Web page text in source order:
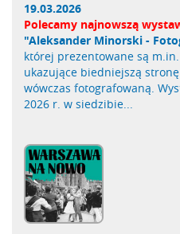
19.03.2026
Polecamy najnowszą
"Aleksander Minorski -
której prezentowane są
ukazujące biedniejszą
wówczas fotografowaną.
2026 r. w siedzibie...